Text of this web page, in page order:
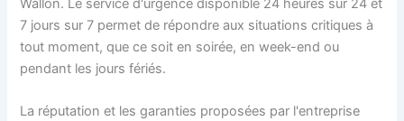
Wallon. Le service d'urgence disponible 24 heures sur 24 et
7 jours sur 7 permet de répondre aux situations critiques à
tout moment, que ce soit en soirée, en week-end ou
pendant les jours fériés.
La réputation et les garanties proposées par l'entreprise